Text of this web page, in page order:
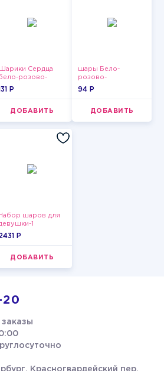
Шарики Сердца
розово-
P
ДОБАВИТЬ
шары Бело-
розово-
фиолетово-
94 P
ДОБАВИТЬ
Набор шаров для
1
P
ДОБАВИТЬ
Красногвардейский пер.